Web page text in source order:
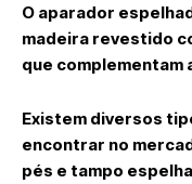
O aparador
madeira revestido
que complementam
Existem diversos
encontrar no
pés e tampo